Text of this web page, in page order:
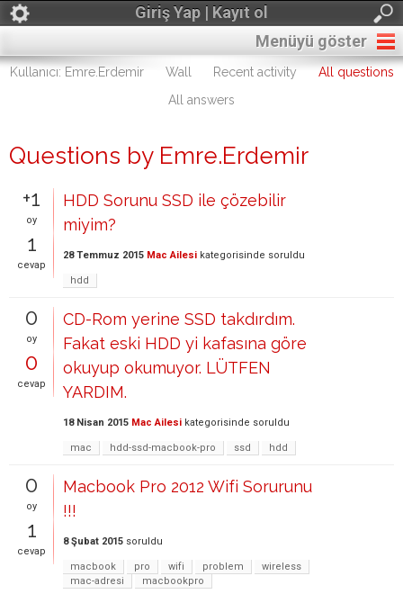
Giriş Yap | Kayıt ol
Menüyü göster
Kullanıcı: Emre.Erdemir Wall Recent activity
All questions
All answers
Questions by Emre.Erdemir
+1
oy
1
cevap
HDD Sorunu SSD ile çözebilir
miyim?
28 Temmuz 2015 Mac Ailesi kategorisinde soruldu
hdd
0
oy
0
cevap
CD-Rom yerine SSD takdırdım.
Fakat eski HDD yi kafasına göre
okuyup okumuyor. LÜTFEN
YARDIM.
18 Nisan 2015 Mac Ailesi kategorisinde soruldu
mac hdd-ssd-macbook-pro ssd hdd
0
oy
1
cevap
Macbook Pro 2012 Wifi Sorurunu
!!!
8 Şubat 2015 soruldu
macbook pro wifi problem
wireless
mac-adresi
macbookpro